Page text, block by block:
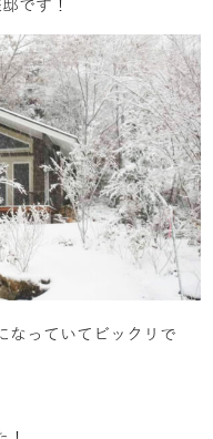
です！
なっていてビックリで